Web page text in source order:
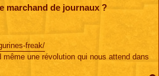
marchand de journaux ?
freak/
une révolution qui nous attend dans